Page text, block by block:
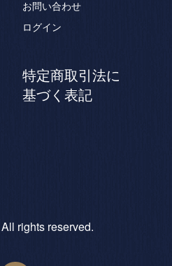
お問い合わせ
ログイン
特定商取引法に
基づく表記
rights reserved.